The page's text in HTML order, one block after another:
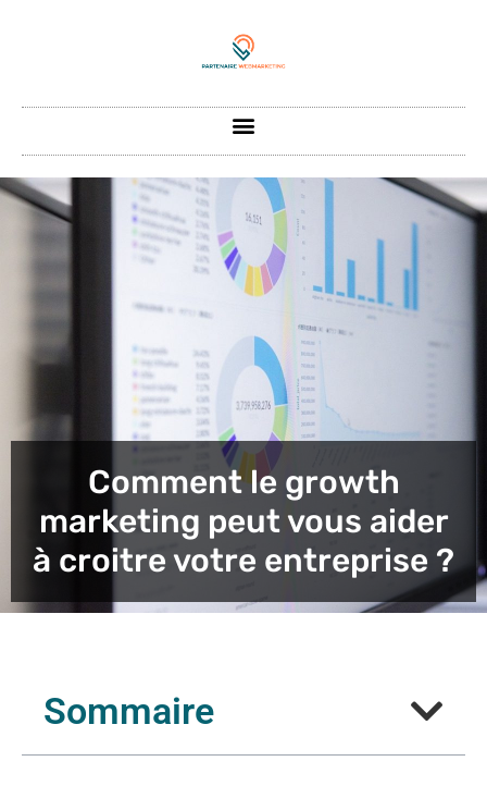
Comment le growth
marketing peut vous aider
à croitre votre entreprise ?
Sommaire